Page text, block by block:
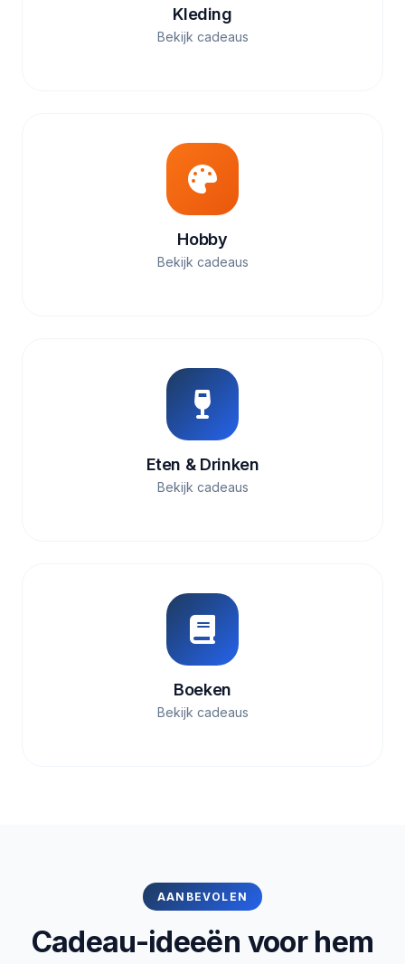
Kleding
Bekijk cadeaus
Hobby
Bekijk cadeaus
Eten & Drinken
Bekijk cadeaus
Boeken
Bekijk cadeaus
AANBEVOLEN
Cadeau-ideeën voor hem